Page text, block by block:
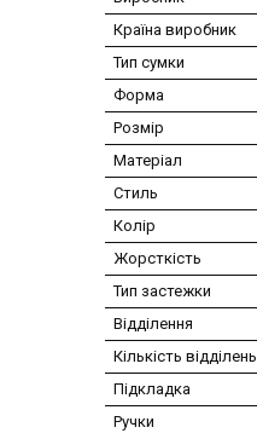
Країна виробник
Тип сумки
Форма
Розмір
Матеріал
Стиль
Колір
Жорсткість
Тип застежки
Відділення
Кількість відділень
Підкладка
Ручки